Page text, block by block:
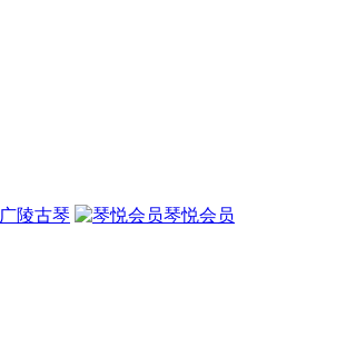
广陵古琴
琴悦会员